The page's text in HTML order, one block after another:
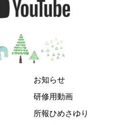
お知らせ
研修用動画
所報ひめさゆり